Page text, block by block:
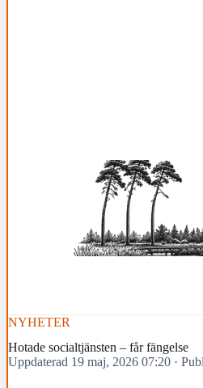
NYHETER
Hotade socialtjänsten – får fängelse
Uppdaterad 19 maj, 2026 07:20 ·